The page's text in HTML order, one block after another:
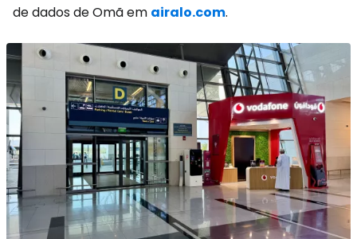
de dados de Omã em airalo.com.